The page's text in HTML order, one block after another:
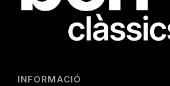
INFORMACIÓ